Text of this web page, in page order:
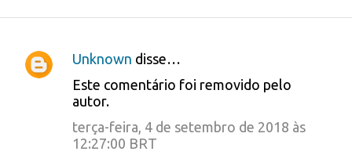
C
Unknown disse…
Este comentário foi removido pelo
autor.
terça-feira, 4 de setembro de 2018 às
12:27:00 BRT